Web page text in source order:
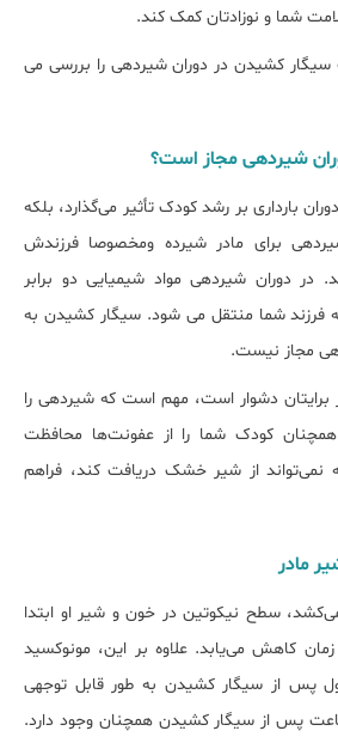
شما و نوزادتان کمک کند.
سیگار کشیدن در دوران شیردهی را بررسی می
شیردهی مجاز است؟
بارداری بر رشد کودک تأثیر می‌گذارد، بلکه
برای مادر شیرده ومخصوصا فرزندش
در دوران شیردهی مواد شیمیایی دو برابر
به فرزند شما منتقل می شود. سیگار کشیدن به
مجاز نیست.
برایتان دشوار است، مهم است که شیردهی را
کودک شما را از عفونت‌ها محافظت
نمی‌تواند از شیر خشک دریافت کند، فراهم
مادر
سطح نیکوتین در خون و شیر او ابتدا
کاهش می‌یابد. علاوه بر این، مونوکسید
پس از سیگار کشیدن به طور قابل توجهی
می‌یابد و تا 24 ساعت پس از سیگار کشیدن همچنان وجود دارد.